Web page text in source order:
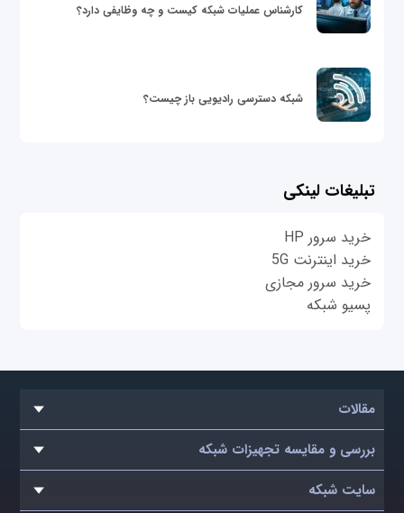
کارشناس عملیات شبکه کیست و چه وظایفی دارد؟
شبکه دسترسی رادیویی باز چیست؟
تبلیغات لینکی
خرید سرور HP
خرید اینترنت 5G
خرید سرور مجازی
پسیو شبکه
مقالات
بررسی و مقایسه تجهیزات شبکه
سایت شبکه